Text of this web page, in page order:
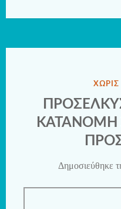
ΣΤΗΝ
ΚΑΤΑΝΟΜΗ
Δημοσιεύθηκε